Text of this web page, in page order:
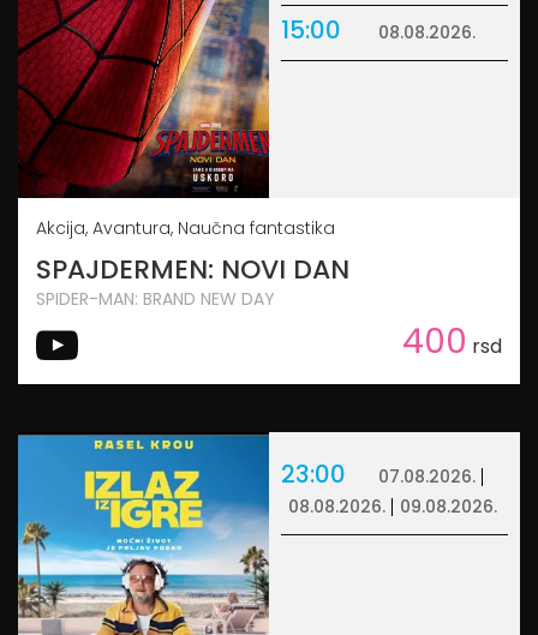
15:00 08.08.2026.
Akcija, Avantura, Naučna fantastika
SPAJDERMEN: NOVI DAN
SPIDER-MAN: BRAND NEW DAY
400 rsd
23:00
07.08.2026.
08.08.2026.
09.08.2026.